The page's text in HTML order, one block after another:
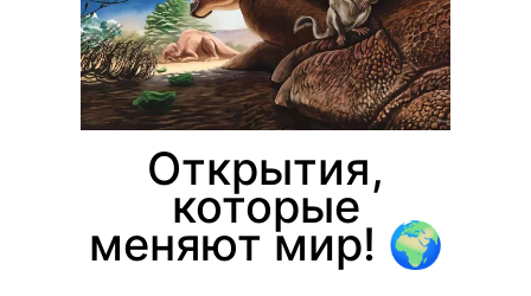
Открытия,
которые
меняют мир! 🌍